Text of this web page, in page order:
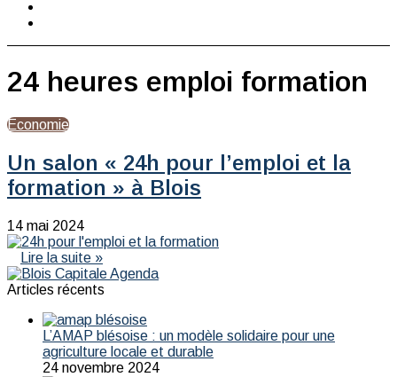
24 heures emploi formation
Economie
Un salon « 24h pour l’emploi et la
formation » à Blois
14 mai 2024
Lire la suite »
Articles récents
L’AMAP blésoise : un modèle solidaire pour une
agriculture locale et durable
24 novembre 2024